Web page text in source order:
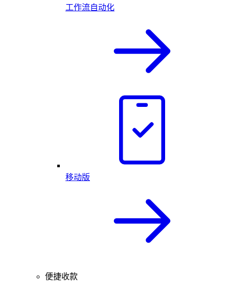
工作流自动化
移动版
便捷收款